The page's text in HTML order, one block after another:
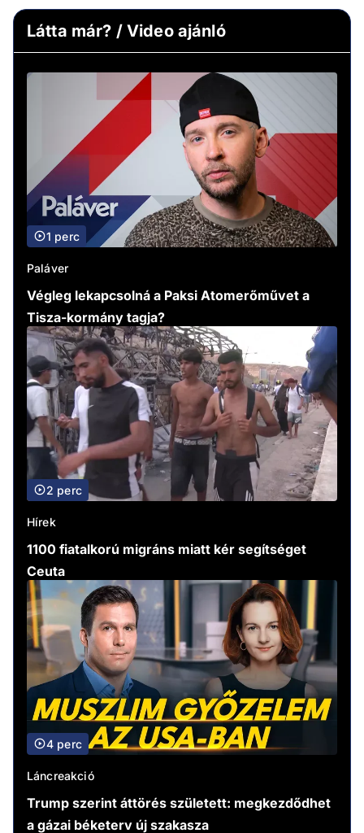
Látta már? / Video ajánló
1 perc
Paláver
Végleg lekapcsolná a Paksi Atomerőművet a
Tisza-kormány tagja?
2 perc
Hírek
1100 fiatalkorú migráns miatt kér segítséget
Ceuta
4 perc
Láncreakció
Trump szerint áttörés született: megkezdődhet
a gázai béketerv új szakasza